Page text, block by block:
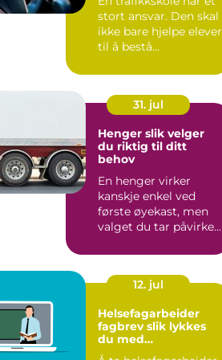
stort ansvar. Den skal
ikke bare hjelpe elever
til å bestå
31. jul
Henger slik velger
du riktig til ditt
behov
En henger virker
kanskje enkel ved
første øyekast, men
valget du tar påvirker
økonom...
12. jul
Helsefagarbeider
fagbrev slik lykkes
du med
utdanningen som